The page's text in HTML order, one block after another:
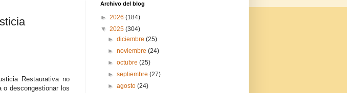
Restaurativa no
descongestionar los
Archivo del blog
► 2026 (184)
▼ 2025 (304)
►diciembre(25)
►noviembre(24)
►octubre(25)
►septiembre(27)
►agosto(24)